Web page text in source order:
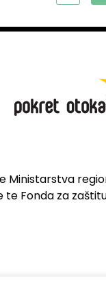
Ministarstva
te Fonda za